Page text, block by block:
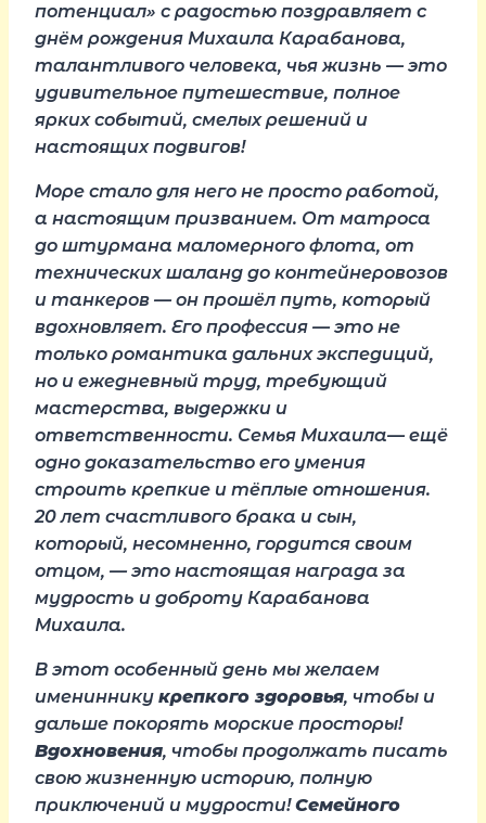
потенциал» с радостью поздравляет с
днём рождения Михаила Карабанова,
талантливого человека, чья жизнь — это
удивительное путешествие, полное
ярких событий, смелых решений и
настоящих подвигов!
Море стало для него не просто работой,
а настоящим призванием. От матроса
до штурмана маломерного флота, от
технических шаланд до контейнеровозов
и танкеров — он прошёл путь, который
вдохновляет. Его профессия — это не
только романтика дальних экспедиций,
но и ежедневный труд, требующий
мастерства, выдержки и
ответственности. Семья Михаила— ещё
одно доказательство его умения
строить крепкие и тёплые отношения.
20 лет счастливого брака и сын,
который, несомненно, гордится своим
отцом, — это настоящая награда за
мудрость и доброту Карабанова
Михаила.
В этот особенный день мы желаем
имениннику крепкого здоровья, чтобы и
дальше покорять морские просторы!
Вдохновения, чтобы продолжать писать
свою жизненную историю, полную
приключений и мудрости!Семейного